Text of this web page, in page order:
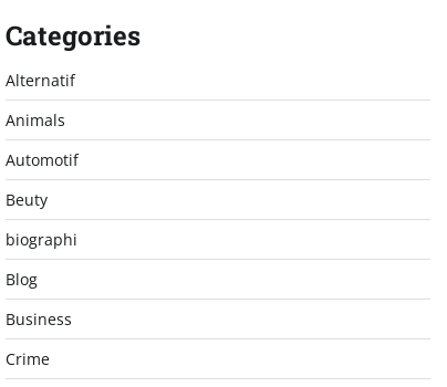
Categories
Alternatif
Animals
Automotif
Beuty
biographi
Blog
Business
Crime